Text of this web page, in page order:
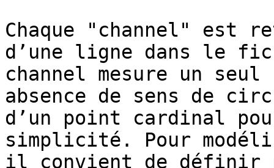
Chaque "channel" est
d’une ligne dans le
channel mesure un
absence de sens de
d’un point cardinal
simplicité. Pour
il convient de définir